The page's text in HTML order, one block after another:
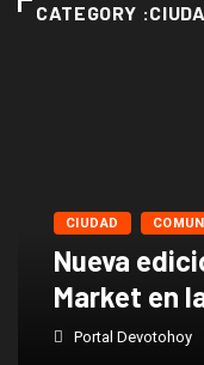
CATEGORY
CIUDAD
Nueva
Market en
Portal Devotohoy